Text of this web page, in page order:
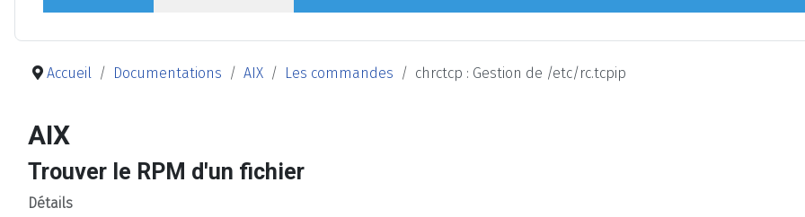
Accueil Documentations AIX Les commandes chrctcp : Gestion de /etc/rc.tcpip
AIX
Trouver le RPM d'un fichier
Détails